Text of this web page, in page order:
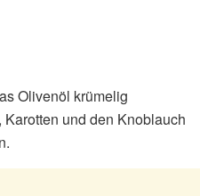
Olivenöl krümelig
und den Knoblauch